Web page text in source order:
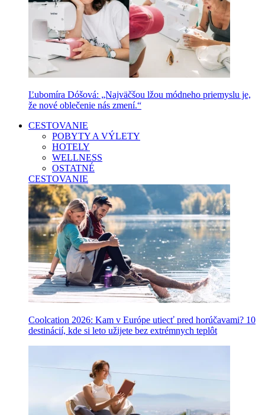
Ľubomíra Dóšová: „Najväčšou lžou módneho priemyslu je,
že nové oblečenie nás zmení.“
CESTOVANIE
POBYTY A VÝLETY
HOTELY
WELLNESS
OSTATNÉ
CESTOVANIE
Coolcation 2026: Kam v Európe utiecť pred horúčavami? 10
destinácií, kde si leto užijete bez extrémnych teplôt